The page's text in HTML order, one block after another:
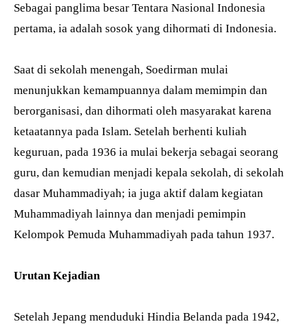
Sebagai panglima besar Tentara Nasional Indonesia
pertama, ia adalah sosok yang dihormati di Indonesia.
Saat di sekolah menengah, Soedirman mulai
menunjukkan kemampuannya dalam memimpin dan
berorganisasi, dan dihormati oleh masyarakat karena
ketaatannya pada Islam. Setelah berhenti kuliah
keguruan, pada 1936 ia mulai bekerja sebagai seorang
guru, dan kemudian menjadi kepala sekolah, di sekolah
dasar Muhammadiyah; ia juga aktif dalam kegiatan
Muhammadiyah lainnya dan menjadi pemimpin
Kelompok Pemuda Muhammadiyah pada tahun 1937.
Urutan Kejadian
Setelah Jepang menduduki Hindia Belanda pada 1942,